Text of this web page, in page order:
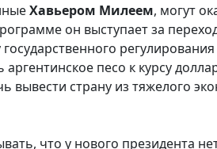
Хавьером Милеем, могут
он выступает за
песо к курсу
вывести страну из тяжелого
что у нового президента